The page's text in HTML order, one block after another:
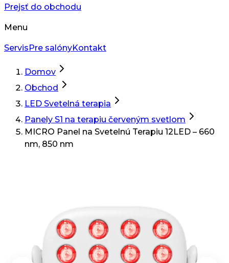
Prejsť do obchodu
Menu
Servis Pre salónyKontakt
Domov
Obchod
LED Svetelná terapia
Panely S1 na terapiu červeným svetlom
MICRO Panel na Svetelnú Terapiu 12LED – 660
nm, 850 nm